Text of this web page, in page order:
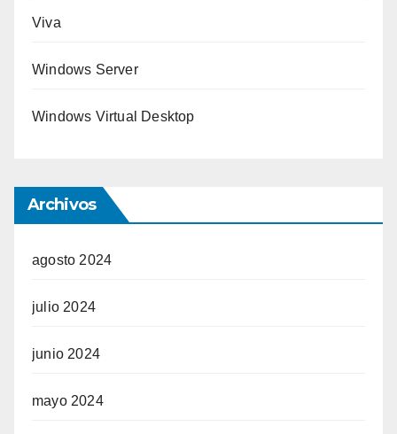
Viva
Windows Server
Windows Virtual Desktop
Archivos
agosto 2024
julio 2024
junio 2024
mayo 2024